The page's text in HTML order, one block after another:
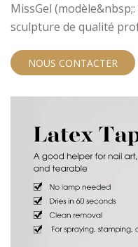
MissGel
sculpture de qualité
qu'usine leader de gels
destinées aux salons
aux marques privées
sculpture 3D offre une
mouvement&nbsp;»,
peuvent créer
NOUS CONTACTER